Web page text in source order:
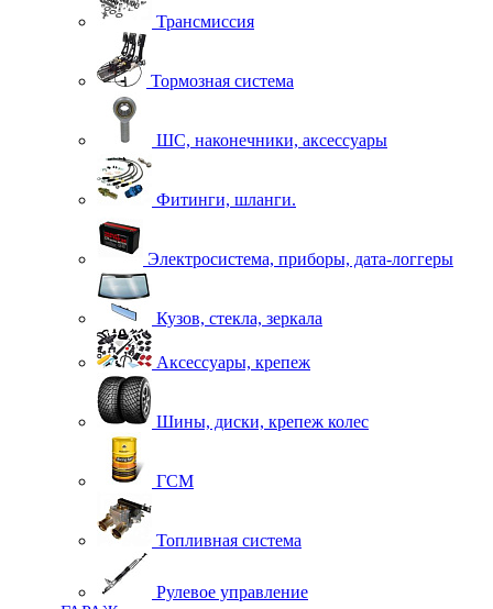
Трансмиссия
Тормозная система
ШС, наконечники, аксессуары
Фитинги, шланги.
Электросистема, приборы, дата-логгеры
Кузов, стекла, зеркала
Аксессуары, крепеж
Шины, диски, крепеж колес
ГСМ
Топливная система
Рулевое управление